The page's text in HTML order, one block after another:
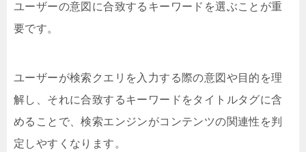
ユーザーの意図に合致するキーワードを選ぶことが重
要です。
ユーザーが検索クエリを入力する際の意図や目的を理
解し、それに合致するキーワードをタイトルタグに含
めることで、検索エンジンがコンテンツの関連性を判
定しやすくなります。